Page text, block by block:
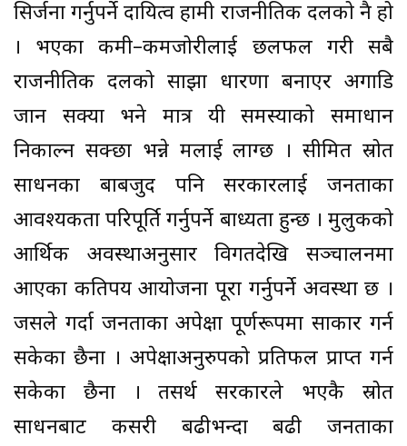
सिर्जना गर्नुपर्ने दायित्व हामी राजनीतिक दलको नै हो
। भएका कमी–कमजोरीलाई छलफल गरी सबै
राजनीतिक दलको साझा धारणा बनाएर अगाडि
जान सक्यौँ भने मात्र यी समस्याको समाधान
निकाल्न सक्छौँ भन्ने मलाई लाग्छ । सीमित स्रोत
साधनका बाबजुद पनि सरकारलाई जनताका
आवश्यकता परिपूर्ति गर्नुपर्ने बाध्यता हुन्छ । मुलुकको
आर्थिक अवस्थाअनुसार विगतदेखि सञ्चालनमा
आएका कतिपय आयोजना पूरा गर्नुपर्ने अवस्था छ ।
जसले गर्दा जनताका अपेक्षा पूर्णरूपमा साकार गर्न
सकेका छैनौँ । अपेक्षाअनुरुपको प्रतिफल प्राप्त गर्न
सकेका छैनौँ । तसर्थ सरकारले भएकै स्रोत
साधनबाट कसरी बढीभन्दा बढी जनताका